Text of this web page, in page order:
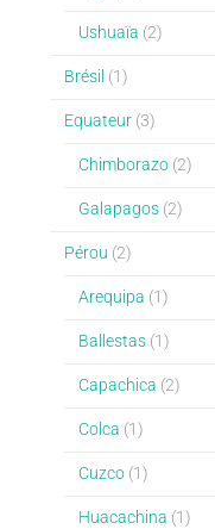
Ushuaïa (2)
Brésil (1)
Equateur(3)
Chimborazo(2)
Galapagos(2)
Pérou (2)
Arequipa (1)
Ballestas(1)
Capachica (2)
Colca (1)
Cuzco(1)
Huacachina (1)